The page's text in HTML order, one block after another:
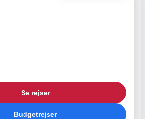
Se rejser
Budgetrejser